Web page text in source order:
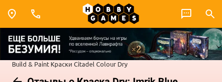
Build & Paint Краски Citadel Colour Dry